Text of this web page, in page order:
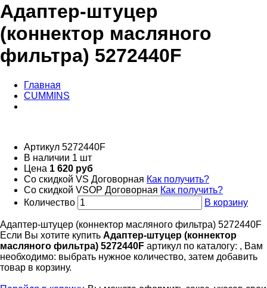
Адаптер-штуцер
(коннектор масляного
фильтра) 5272440F
Главная
CUMMINS
Артикул 5272440F
В наличии 1 шт
Цена 1 620 руб
Со скидкой VS Договорная Как получить?
Со скидкой VSOP Договорная Как получить?
Количество
В корзину
Адаптер-штуцер (коннектор масляного фильтра) 5272440F
Если Вы хотите купить Адаптер-штуцер (коннектор
масляного фильтра) 5272440F артикул по каталогу: , Вам
необходимо: выбрать нужное количество, затем добавить
товар в корзину.